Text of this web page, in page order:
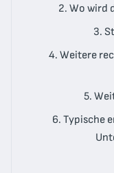
2. Wo wird
3.
4. Weitere
5.
6. Typische